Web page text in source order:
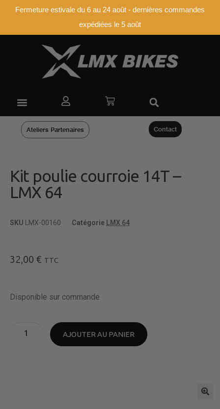
Fermeture estivale du 6 au 24 août - dernières commandes
expédiées le 5 août
Ateliers Partenaires Contact
Kit poulie courroie 14T –
LMX 64
SKU LMX-00160 Catégorie LMX 64
32,00 € TTC
Disponible sur commande
AJOUTER AU PANIER